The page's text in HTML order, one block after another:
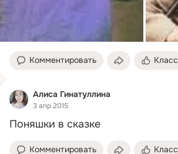
Комментировать Класс
Алиса Гинатуллина
3 апр 2015
Поняшки в сказке
Комментировать Класс